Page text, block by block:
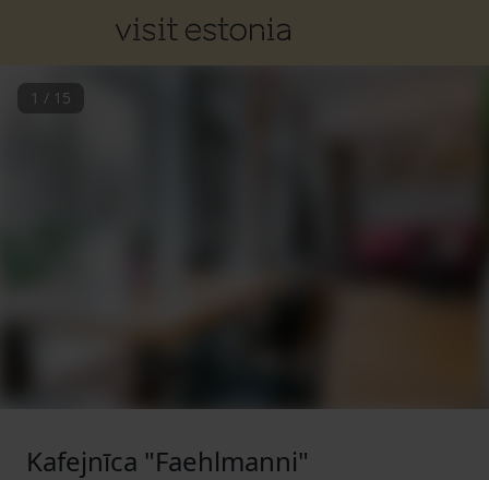
1 / 15
Kafejnīca "Faehlmanni"